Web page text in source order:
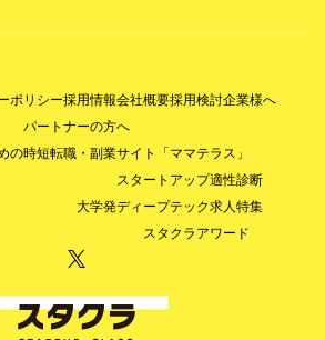
ポリシー採用情報会社概要採用検討企業様へ
パートナーの方へ
の時短転職・副業サイト「ママテラス」
スタートアップ適性診断
大学発ディープテック求人特集
スタクラアワード